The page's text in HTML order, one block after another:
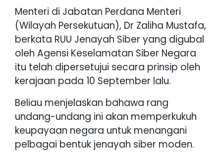
Menteri di Jabatan Perdana Menteri
(Wilayah Persekutuan), Dr Zaliha Mustafa,
berkata RUU Jenayah Siber yang digubal
oleh Agensi Keselamatan Siber Negara
itu telah dipersetujui secara prinsip oleh
kerajaan pada 10 September lalu.
Beliau menjelaskan bahawa rang
undang-undang ini akan memperkukuh
keupayaan negara untuk menangani
pelbagai bentuk jenayah siber moden.